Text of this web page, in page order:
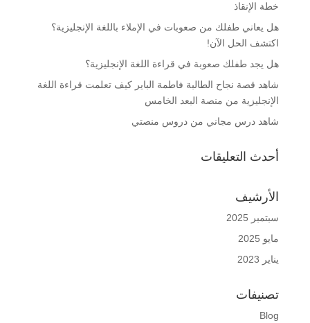
خطة الإنقاذ
هل يعاني طفلك من صعوبات في الإملاء باللغة الإنجليزية؟
اكتشف الحل الآن!
هل يجد طفلك صعوبة في قراءة اللغة الإنجليزية؟
شاهد قصة نجاح الطالبة فاطمة الباير كيف تعلمت قراءة اللغة
الإنجليزية من منصة البعد الخامس
شاهد درس مجاني من دروس منصتي
أحدث التعليقات
الأرشيف
سبتمبر 2025
مايو 2025
يناير 2023
تصنيفات
Blog